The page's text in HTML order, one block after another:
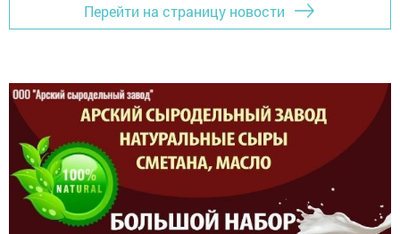
Перейти на страницу новости